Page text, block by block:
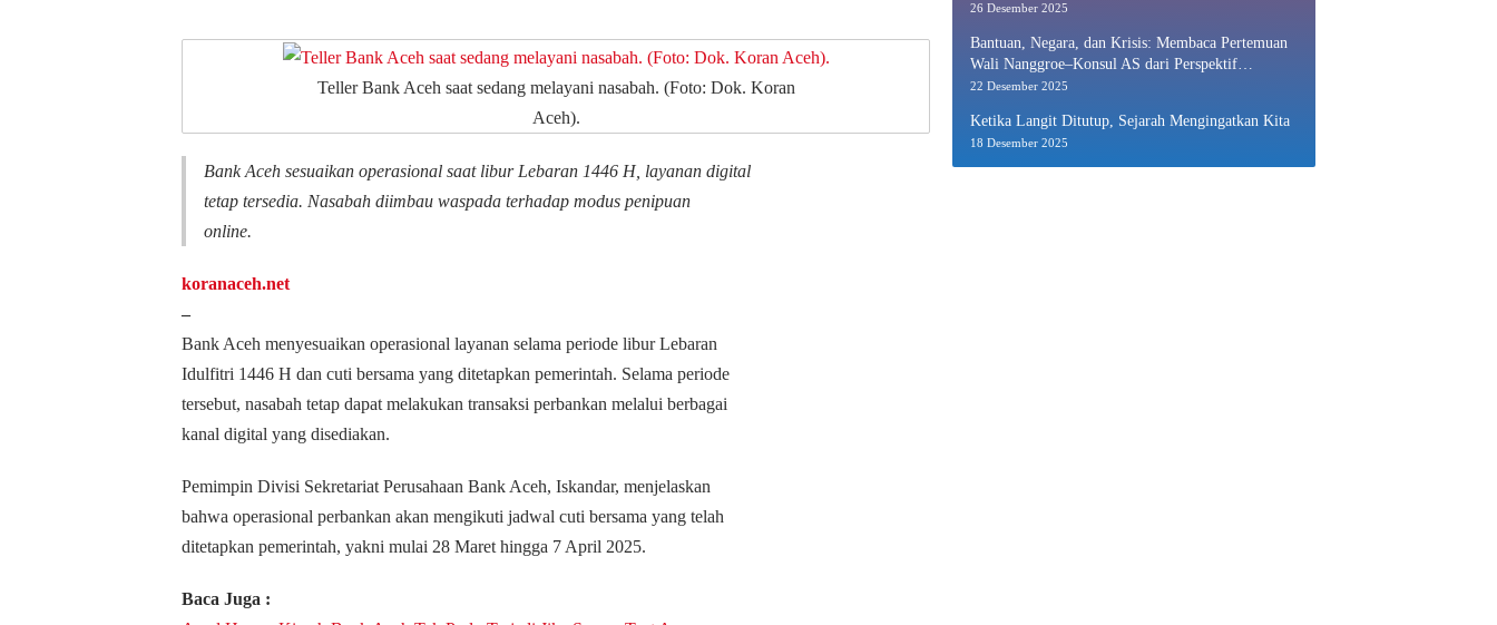
Teller Bank Aceh saat sedang melayani nasabah. (Foto: Dok. Koran
Aceh).
Bank Aceh sesuaikan operasional saat libur Lebaran 1446 H, layanan digital
tetap tersedia. Nasabah diimbau waspada terhadap modus penipuan
online.
koranaceh.net
–
Bank Aceh menyesuaikan operasional layanan selama periode libur Lebaran
Idulfitri 1446 H dan cuti bersama yang ditetapkan pemerintah. Selama periode
tersebut, nasabah tetap dapat melakukan transaksi perbankan melalui berbagai
kanal digital yang disediakan.
Pemimpin Divisi Sekretariat Perusahaan Bank Aceh, Iskandar, menjelaskan
bahwa operasional perbankan akan mengikuti jadwal cuti bersama yang telah
ditetapkan pemerintah, yakni mulai 28 Maret hingga 7 April 2025.
Baca Juga :
26 Desember 2025
Bantuan, Negara, dan Krisis: Membaca Pertemuan
Wali Nanggroe–Konsul AS dari Perspektif
Ekonomi Politik
22 Desember 2025
Ketika Langit Ditutup, Sejarah Mengingatkan Kita
18 Desember 2025